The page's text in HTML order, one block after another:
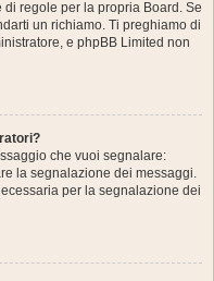
regole per la propria Board. Se
un richiamo. Ti preghiamo di
e phpBB Limited non
che vuoi segnalare:
la segnalazione dei messaggi.
per la segnalazione dei